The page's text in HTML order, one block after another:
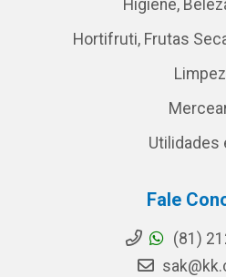
Higiene,
Hortifruti, Frutas
Utilidades
Fale
(81)